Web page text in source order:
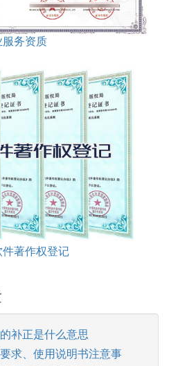
服务资质
件著作权登记
补正是什么意思
求、使用说明书注意事